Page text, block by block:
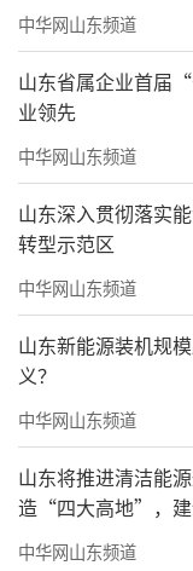
中华网山东频道
山东省属企业首届
业领先
中华网山东频道
山东深入贯彻落实
转型示范区
中华网山东频道
山东新能源装机规
义？
中华网山东频道
山东将推进清洁能
造“四大高地”，
中华网山东频道